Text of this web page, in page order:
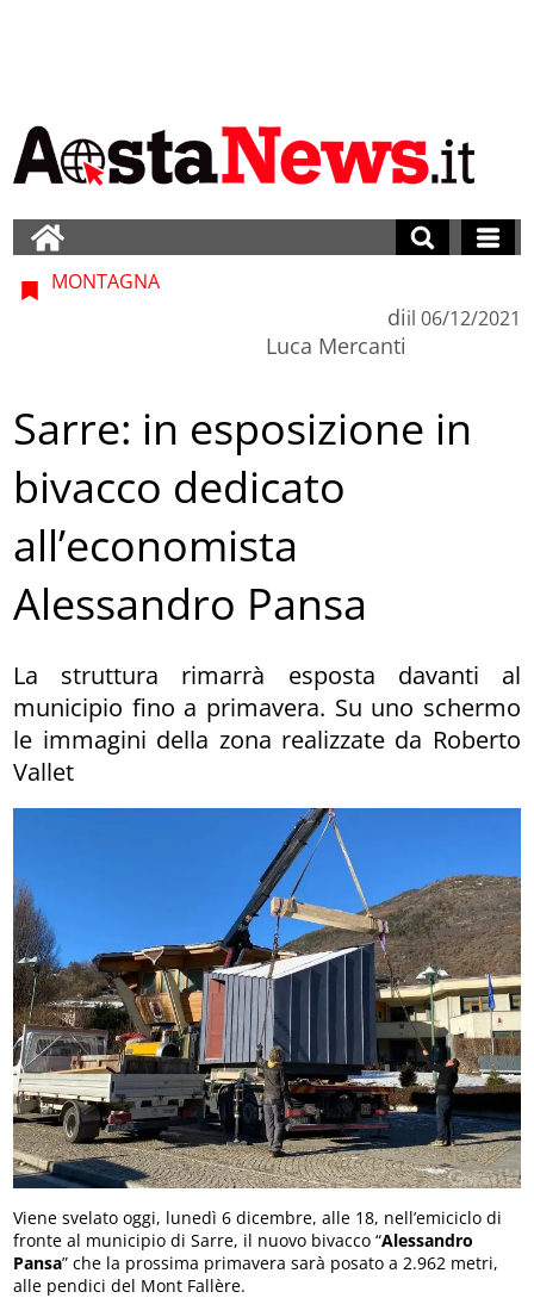
MONTAGNA
di
Luca Mercanti
il 06/12/2021
Sarre: in esposizione in
bivacco dedicato
all’economista
Alessandro Pansa
La struttura rimarrà esposta davanti al
municipio fino a primavera. Su uno schermo
le immagini della zona realizzate da Roberto
Vallet
Viene svelato oggi, lunedì 6 dicembre, alle 18, nell’emiciclo di
fronte al municipio di Sarre, il nuovo bivacco “Alessandro
Pansa” che la prossima primavera sarà posato a 2.962 metri,
alle pendici del Mont Fallère.